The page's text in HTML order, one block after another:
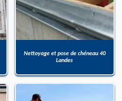
Nettoyage et pose de chéneau 40
Landes